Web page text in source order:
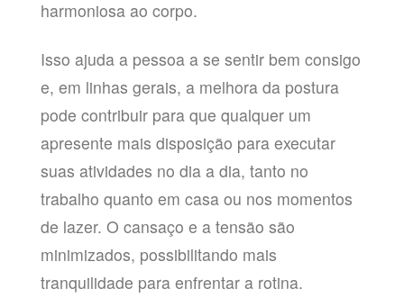
harmoniosa ao corpo.
Isso ajuda a pessoa a se sentir bem consigo
e, em linhas gerais, a melhora da postura
pode contribuir para que qualquer um
apresente mais disposição para executar
suas atividades no dia a dia, tanto no
trabalho quanto em casa ou nos momentos
de lazer. O cansaço e a tensão são
minimizados, possibilitando mais
tranquilidade para enfrentar a rotina.